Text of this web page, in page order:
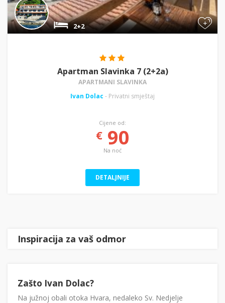
+
2+2
Apartman Slavinka 7 (2+2a)
APARTMANI SLAVINKA
Ivan Dolac - Privatni smještaj
Cijene od:
€90
Na noć
DETALJNIJE
Inspiracija za vaš odmor
Zašto Ivan Dolac?
Na južnoj obali otoka Hvara, nedaleko Sv. Nedjelje